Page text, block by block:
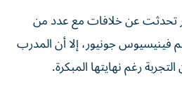
تحدثت عن خلافات مع عدد من
فينيسيوس جونيور، إلا أن المدرب
رغم نهايتها المبكرة.